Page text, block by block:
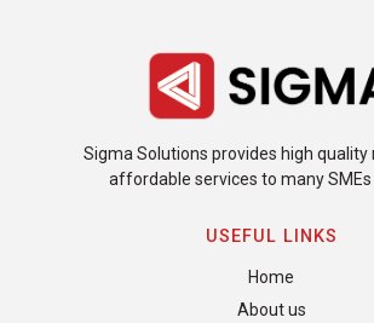
Sigma Solutions provides high quality
affordable services to many
USEFUL LINKS
Home
About us